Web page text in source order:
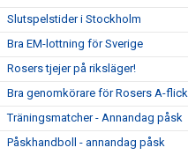
Slutspelstider i Stockholm
Bra EM-lottning för Sverige
Rosers tjejer på riksläger!
Bra genomkörare för Rosers A-
Träningsmatcher - Annandag påsk
Påskhandboll - annandag påsk